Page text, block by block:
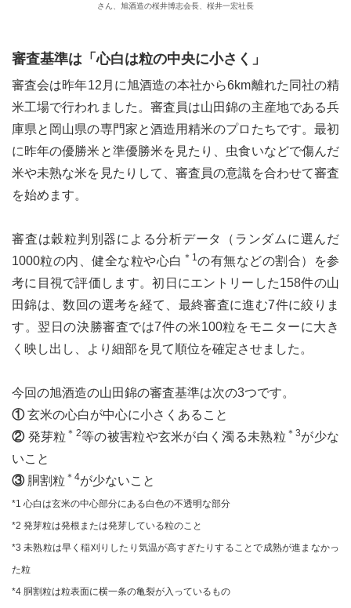
ノミスタイル] 公式twitterペ
エノミスタイル] 公式facebookペ
style[イエノミスタイル] 公式
さん、旭酒造の桜井博志会長、桜井一宏社長
審査基準は「心白は粒の中央に小さく」
審査会は昨年12月に旭酒造の本社から6km離れた同社の精
米工場で行われました。審査員は山田錦の主産地である兵
庫県と岡山県の専門家と酒造用精米のプロたちです。最初
に昨年の優勝米と準優勝米を見たり、虫食いなどで傷んだ
米や未熟な米を見たりして、審査員の意識を合わせて審査
を始めます。
審査は穀粒判別器による分析データ（ランダムに選んだ
1000粒の内、健全な粒や心白 ＊1の有無などの割合）を参
考に目視で評価します。初日にエントリーした158件の山
田錦は、数回の選考を経て、最終審査に進む7件に絞りま
す。翌日の決勝審査では7件の米100粒をモニターに大き
く映し出し、より細部を見て順位を確定させました。
今回の旭酒造の山田錦の審査基準は次の3つです。
①玄米の心白が中心に小さくあること
② 発芽粒 ＊2等の被害粒や玄米が白く濁る未熟粒 ＊3が少な
いこと
③ 胴割粒 ＊4が少ないこと
*1 心白は玄米の中心部分にある白色の不透明な部分
*2 発芽粒は発根または発芽している粒のこと
*3 未熟粒は早く稲刈りしたり気温が高すぎたりすることで成熟が進まなかっ
た粒
*4 胴割粒は粒表面に横一条の亀裂が入っているもの